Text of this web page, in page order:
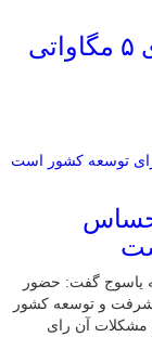
بهره‌برداری از نیروگاه خورشیدی ۵ مگاواتی
یاسوج گفت: حضور
و توسعه کشور
آن رای